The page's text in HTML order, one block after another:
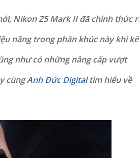
Nikon Z5 Mark II đã chính thức
năng trong phân khúc này khi kế
như có những nâng cấp vượt
cùngAnh Đức Digitaltìm hiểu về